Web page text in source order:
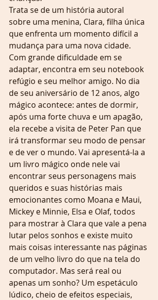
Trata se de um história autoral
sobre uma menina, Clara, filha única
que enfrenta um momento difícil a
mudança para uma nova cidade.
Com grande dificuldade em se
adaptar, encontra em seu notebook
refúgio e seu melhor amigo. No dia
de seu aniversário de 12 anos, algo
mágico acontece: antes de dormir,
após uma forte chuva e um apagão,
ela recebe a visita de Peter Pan que
irá transformar seu modo de pensar
e de ver o mundo. Vai apresentá-la a
um livro mágico onde nele vai
encontrar seus personagens mais
queridos e suas histórias mais
emocionantes como Moana e Maui,
Mickey e Minnie, Elsa e Olaf, todos
para mostrar à Clara que vale a pena
lutar pelos sonhos e existe muito
mais coisas interessante nas páginas
de um velho livro do que na tela do
computador. Mas será real ou
apenas um sonho? Um espetáculo
lúdico, cheio de efeitos especiais,